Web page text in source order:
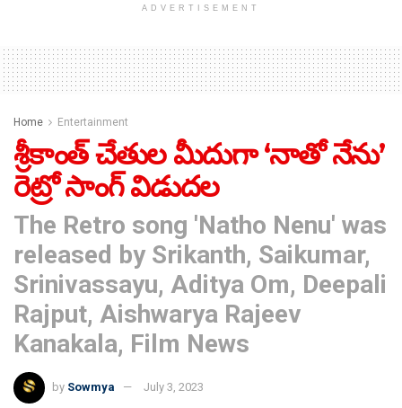
ADVERTISEMENT
Home Entertainment
శ్రీకాంత్‌ చేతుల మీదుగా ‘నాతో నేను’
రెట్రో సాంగ్‌ విడుదల
The Retro song 'Natho Nenu' was
released by Srikanth, Saikumar,
Srinivassayu, Aditya Om, Deepali
Rajput, Aishwarya Rajeev
Kanakala, Film News
by Sowmya July 3, 2023